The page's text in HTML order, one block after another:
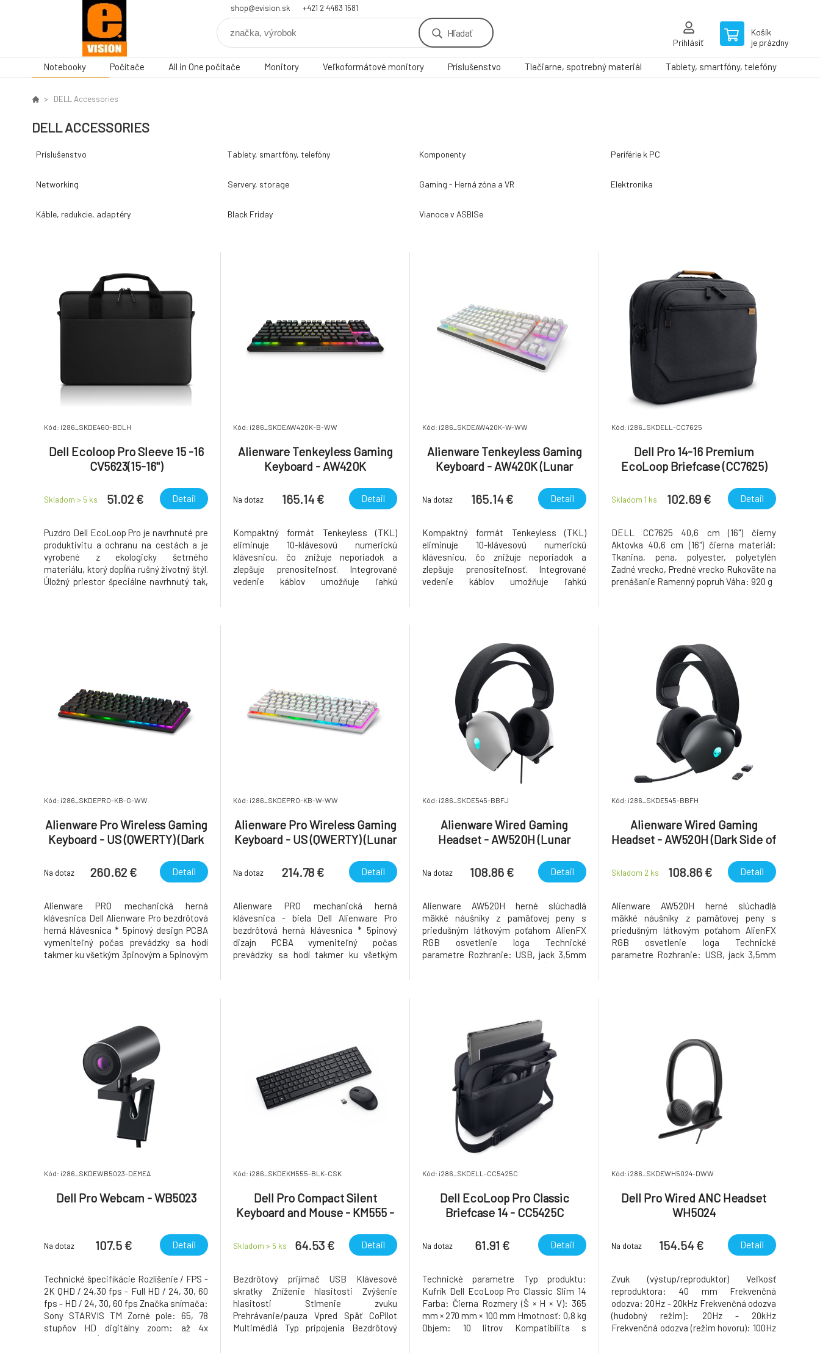
shop@evision.sk +421 2 4463 1581
Hľadať
Prihlásiť
Košík
je prázdny
Notebooky Počítače All in One počítače Monitory Veľkoformátové monitory Príslušenstvo Tlačiarne, spotrebný materiál Tablety, smartfóny, telefóny
DELL Accessories
DELL ACCESSORIES
Príslušenstvo Tablety, smartfóny, telefóny Komponenty Periférie k PC
Networking Servery, storage Gaming - Herná zóna a VR Elektronika
Káble, redukcie, adaptéry Black Friday Vianoce v ASBISe
Kód: i286_SKDE460-BDLH
Dell Ecoloop Pro Sleeve 15 -16
CV5623(15-16")
Skladom > 5 ks 51.02 € Detail
Puzdro Dell EcoLoop Pro je navrhnuté pre
produktivitu a ochranu na cestách a je
vyrobené z ekologicky šetrného
materiálu, ktorý dopĺňa rušný životný štýl.
Úložný priestor špeciálne navrhnutý tak,
Kód: i286_SKDEAW420K-B-WW
Alienware Tenkeyless Gaming
Keyboard - AW420K
Na dotaz 165.14 € Detail
Kompaktný formát Tenkeyless (TKL)
eliminuje 10-klávesovú numerickú
klávesnicu, čo znižuje neporiadok a
zlepšuje prenositeľnosť. Integrované
vedenie káblov umožňuje ľahkú
Kód: i286_SKDEAW420K-W-WW
Alienware Tenkeyless Gaming
Keyboard - AW420K (Lunar
Na dotaz 165.14 € Detail
Kompaktný formát Tenkeyless (TKL)
eliminuje 10-klávesovú numerickú
klávesnicu, čo znižuje neporiadok a
zlepšuje prenositeľnosť. Integrované
vedenie káblov umožňuje ľahkú
herné nastavenia a
Kód: i286_SKDELL-CC7625
Dell Pro 14-16 Premium
EcoLoop Briefcase (CC7625)
Skladom 1 ks 102.69 € Detail
DELL CC7625 40,6 cm (16") čierny
Aktovka 40,6 cm (16") čierna materiál:
Tkanina, pena, polyester, polyetylén
Zadné vrecko, Predné vrecko Rukoväte na
prenášanie Ramenný popruh Váha: 920 g
Kód: i286_SKDEPRO-KB-G-WW
Alienware Pro Wireless Gaming
Keyboard - US (QWERTY) (Dark
Na dotaz 260.62 € Detail
Alienware PRO mechanická herná
klávesnica Dell Alienware Pro bezdrôtová
herná klávesnica * 5pinový design PCBA
vymeniteľný počas prevádzky sa hodí
takmer ku všetkým 3pinovým a 5pinovým
Kód: i286_SKDEPRO-KB-W-WW
Alienware Pro Wireless Gaming
Keyboard - US (QWERTY) (Lunar
Na dotaz 214.78 € Detail
Alienware PRO mechanická herná
klávesnica - biela Dell Alienware Pro
bezdrôtová herná klávesnica * 5pinový
dizajn PCBA vymeniteľný počas
prevádzky sa hodí takmer ku všetkým
Kód: i286_SKDE545-BBFJ
Alienware Wired Gaming
Headset - AW520H (Lunar
Na dotaz 108.86 € Detail
Alienware AW520H herné slúchadlá
mäkké náušníky z pamäťovej peny s
priedušným látkovým poťahom AlienFX
RGB osvetlenie loga Technické
parametre Rozhranie: USB, jack 3,5mm
Kód: i286_SKDE545-BBFH
Alienware Wired Gaming
Headset - AW520H (Dark Side of
Skladom 2 ks 108.86 € Detail
Alienware AW520H herné slúchadlá
mäkké náušníky z pamäťovej peny s
priedušným látkovým poťahom AlienFX
RGB osvetlenie loga Technické
parametre Rozhranie: USB, jack 3,5mm
Kód: i286_SKDEWB5023-DEMEA
Dell Pro Webcam - WB5023
Na dotaz 107.5 € Detail
Technické špecifikácie Rozlíšenie / FPS -
2K QHD / 24,30 fps - Full HD / 24, 30, 60
fps - HD / 24, 30, 60 fps Značka snímača:
Sony STARVIS TM Zorné pole: 65, 78
stupňov HD digitálny zoom: až 4x
Kód: i286_SKDEKM555-BLK-CSK
Dell Pro Compact Silent
Keyboard and Mouse - KM555 -
Skladom > 5 ks 64.53 € Detail
Bezdrôtový prijímač USB Klávesové
skratky Zníženie hlasitosti Zvýšenie
hlasitosti Stlmenie zvuku
Prehrávanie/pauza Vpred Späť CoPilot
Multimédiá Typ pripojenia Bezdrôtový
Kód: i286_SKDELL-CC5425C
Dell EcoLoop Pro Classic
Briefcase 14 - CC5425C
Na dotaz 61.91 € Detail
Technické parametre Typ produktu:
Kufrík Dell EcoLoop Pro Classic Slim 14
Farba: Čierna Rozmery (Š × H × V): 365
mm × 270 mm × 100 mm Hmotnosť: 0,8 kg
Objem: 10 litrov Kompatibilita s
Kód: i286_SKDEWH5024-DWW
Dell Pro Wired ANC Headset
WH5024
Na dotaz 154.54 € Detail
Zvuk (výstup/reproduktor) Veľkosť
reproduktora: 40 mm Frekvenčná
odozva: 20Hz - 20kHz Frekvenčná odozva
(hudobný režim): 20Hz - 20kHz
Frekvenčná odozva (režim hovoru): 100Hz